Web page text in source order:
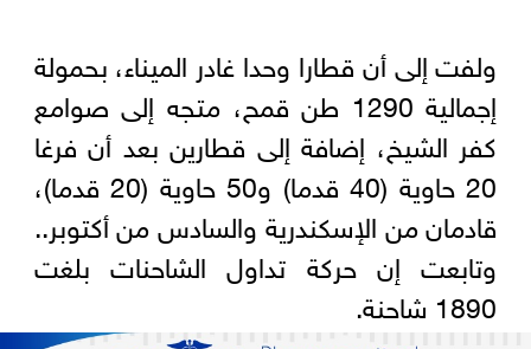
ولفت إلى أن قطارا وحدا غادر الميناء، بحمولة
إجمالية 1290 طن قمح، متجه إلى صوامع
كفر الشيخ، إضافة إلى قطارين بعد أن فرغا
20 حاوية (40 قدما) و50 حاوية (20 قدما)،
قادمان من الإسكندرية والسادس من أكتوبر..
وتابعت إن حركة تداول الشاحنات بلغت
1890 شاحنة.